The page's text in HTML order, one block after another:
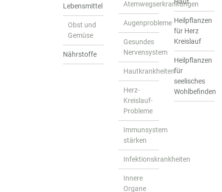
Lebensmittel
Obst und
Gemüse
Nährstoffe
Atemwegserkrankungen
Augenprobleme
Gesundes
Nervensystem
Hautkrankheiten
Herz-
Kreislauf-
Probleme
Immunsystem
stärken
Infektionskrankheiten
Innere
Organe
Heilpflanzen
für Herz
Kreislauf
Heilpflanzen
für
seelisches
Wohlbefinden